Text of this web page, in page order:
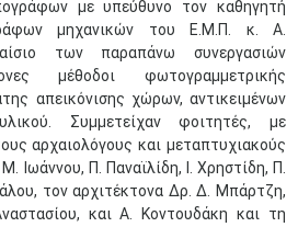
με υπεύθυνο τον καθηγητή
μηχανικών του Ε.Μ.Π. κ. Α.
των παραπάνω συνεργασιών
μέθοδοι φωτογραμμετρικής
απεικόνισης χώρων, αντικειμένων
Συμμετείχαν φοιτητές, με
αρχαιολόγους και μεταπτυχιακούς
Ιωάννου, Π. Παναϊλίδη, Ι. Χρηστίδη, Π.
τον αρχιτέκτονα Δρ. Δ. Μπάρτζη,
και Α. Κοντουδάκη και τη